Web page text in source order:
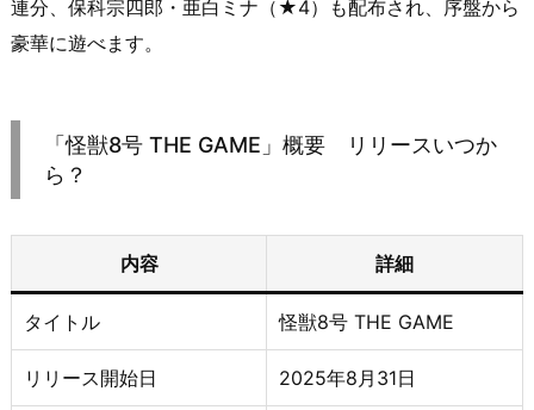
連分、保科宗四郎・亜白ミナ（★4）も配布され、序盤から
豪華に遊べます。
「怪獣8号 THE GAME」概要 リリースいつか
ら？
内容 詳細
タイトル 怪獣8号 THE GAME
リリース開始日 2025年8月31日